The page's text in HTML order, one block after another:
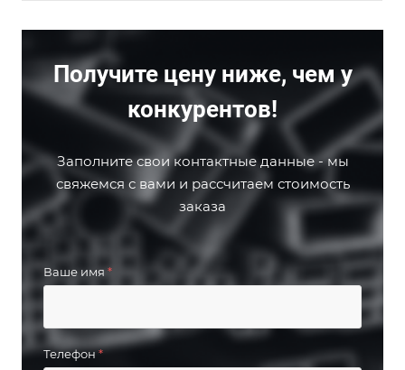
Получите цену ниже, чем у
конкурентов!
Заполните свои контактные данные - мы
свяжемся с вами и рассчитаем стоимость
заказа
Ваше имя *
Телефон*